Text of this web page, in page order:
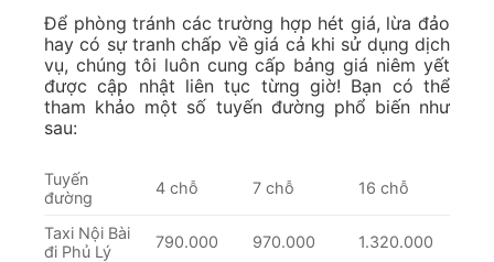
Để phòng tránh các trường hợp hét giá, lừa đảo
hay có sự tranh chấp về giá cả khi sử dụng dịch
vụ, chúng tôi luôn cung cấp bảng giá niêm yết
được cập nhật liên tục từng giờ! Bạn có thể
tham khảo một số tuyến đường phổ biến như
sau:
Tuyến
đường
4 chỗ 7 chỗ 16 chỗ
Taxi Nội Bài
đi Phủ Lý
790.000 970.000 1.320.000